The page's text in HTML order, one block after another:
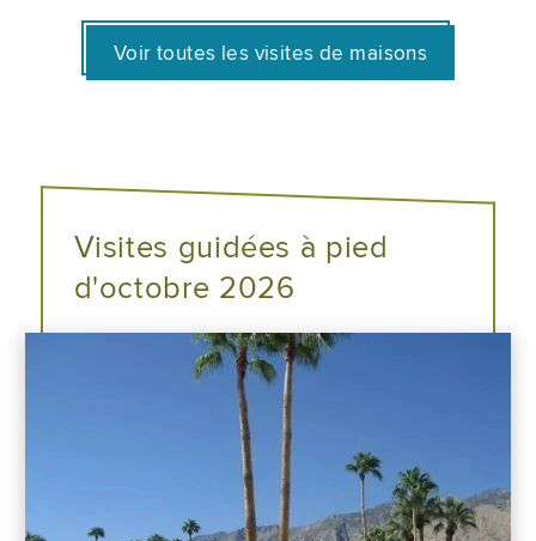
Voir toutes les visites de maisons
Visites guidées à pied
d'octobre 2026